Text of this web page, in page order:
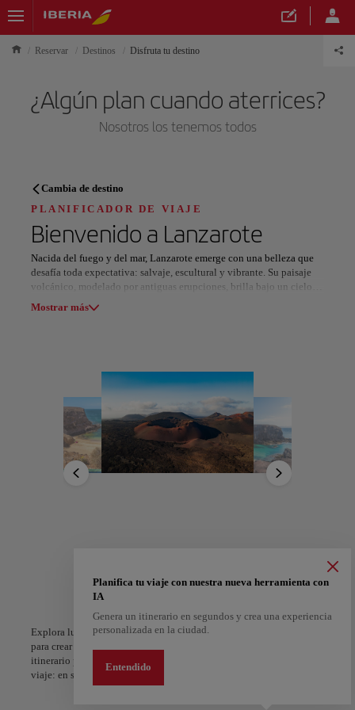
Reservar Destinos Disfruta tu destino
¿Algún plan cuando aterrices?
Nosotros los tenemos todos
PLANIFICADOR DE VIAJE
Descubre tu próximo destino
Nuestros destinos
Cambia de destino
PLANIFICADOR DE VIAJE
Bienvenido a Lanzarote
Nacida del fuego y del mar, Lanzarote emerge con una belleza que
desafía toda expectativa: salvaje, escultural y vibrante. Su paisaje
volcánico, modelado por antiguas erupciones, brilla bajo un cielo
inmenso, donde la visión humana y la naturaleza conviven en
artístico de César Manrique transforma la isla en una galería viva—
Jameos del Agua, el Mirador del Río y otras obras que celebran el
paisaje sin dominarlo.
Desde las playas doradas de Papagayo hasta los viñedos de La Geria,
cultivados sobre ceniza volcánica, Lanzarote ofrece un ritmo propio.
Arte, tierra y espíritu se entrelazan aquí, conquistando al viajero no
solo con la vista, sino con un profundo sentimiento de pertenencia.
Mostrar más
Explora lugares, experiencias y marca con el corazón tus favoritos
para crear tu ruta y compartirla. ¿Quieres más ideas? Obtén un
itinerario personalizado según tus intereses y la duración de tu
viaje: en sólo dos pasos y descargable en Google Maps.
Planifica tu viaje con nuestra nueva herramienta con
IA
Genera un itinerario en segundos y crea una experiencia
personalizada en la ciudad.
Entendido